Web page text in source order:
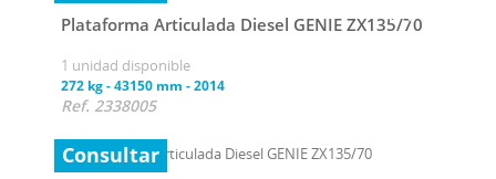
Plataforma Articulada Diesel GENIE ZX135/70
1 unidad disponible
272 kg-43150 mm -2014
Ref. 2338005
Consultar